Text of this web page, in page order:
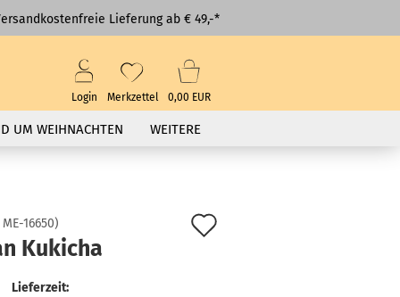
Lieferung ab € 49,-*
Login Merkzettel 0,00 EUR
UM WEIHNACHTEN WEITERE
ME-16650)
Kukicha
Lieferzeit: